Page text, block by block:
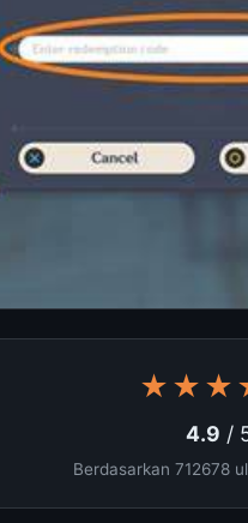
4.9 /
Berdasarkan 712678